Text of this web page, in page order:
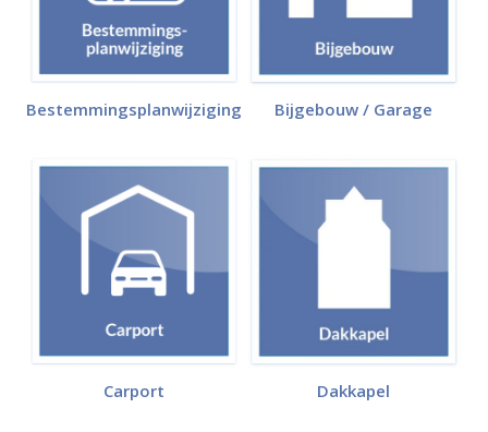
Bestemmingsplanwijziging Bijgebouw / Garage
Carport Dakkapel